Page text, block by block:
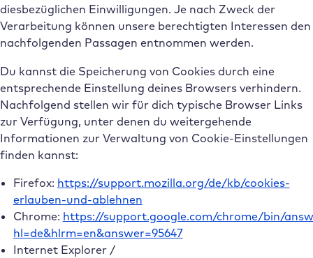
diesbezüglichen Einwilligungen. Je nach Zweck der
Verarbeitung können unsere berechtigten Interessen den
nachfolgenden Passagen entnommen werden.
Du kannst die Speicherung von Cookies durch eine
entsprechende Einstellung deines Browsers verhindern.
Nachfolgend stellen wir für dich typische Browser Links
zur Verfügung, unter denen du weitergehende
Informationen zur Verwaltung von Cookie-Einstellungen
finden kannst:
Firefox: https://support.mozilla.org/de/kb/cookies-
erlauben-und-ablehnen
Chrome: https://support.google.com/chrome/bin/
hl=de&hlrm=en&answer=95647
Internet Explorer /